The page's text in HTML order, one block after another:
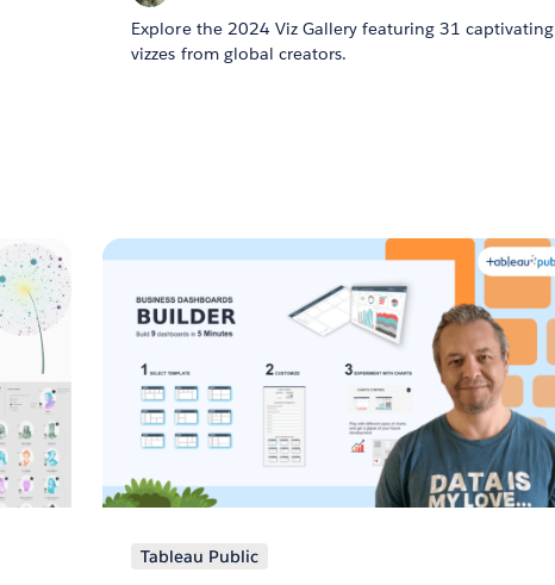
Explore the 2024 Viz Gallery featuring 31 captivating
vizzes from global creators.
Tableau Public